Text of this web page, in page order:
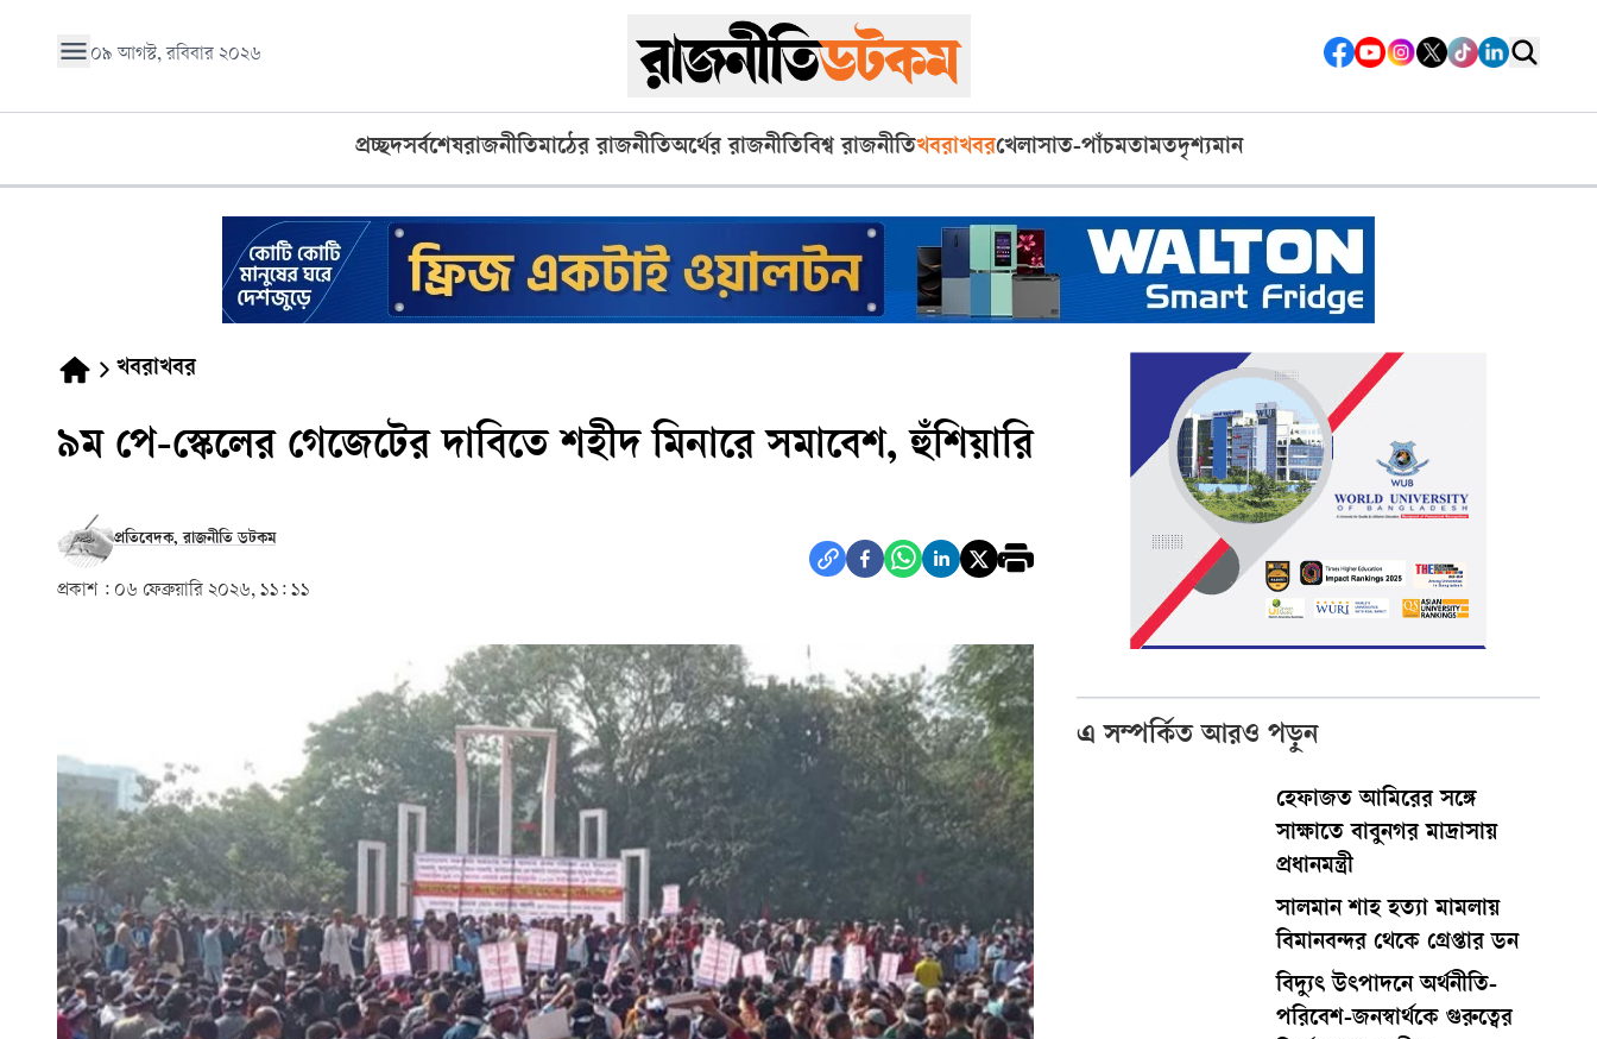
০৯ আগস্ট, রবিবার ২০২৬
প্রচ্ছদসর্বশেষরাজনীতিমাঠের রাজনীতিঅর্থের রাজনীতিবিশ্ব রাজনীতিখবরাখবরখেলাসাত-পাঁচমতামতদৃশ্যমান
খবরাখবর
৯ম পে-স্কেলের গেজেটের দাবিতে শহীদ মিনারে সমাবেশ, হুঁশিয়ারি
প্রতিবেদক, রাজনীতি ডটকম
প্রকাশ : ০৬ ফেব্রুয়ারি ২০২৬, ১১: ১১
এ সম্পর্কিত আরও পড়ুন
হেফাজত আমিরের সঙ্গে
সাক্ষাতে বাবুনগর মাদ্রাসায়
প্রধানমন্ত্রী
সালমান শাহ হত্যা মামলায়
বিমানবন্দর থেকে গ্রেপ্তার ডন
বিদ্যুৎ উৎপাদনে অর্থনীতি-
পরিবেশ-জনস্বার্থকে গুরুত্বের